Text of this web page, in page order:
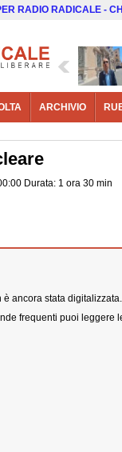
RADIO RADICALE -
ARCHIVIO
Durata: 1 ora 30 min
ancora stata digitalizzata.
frequenti puoi leggere